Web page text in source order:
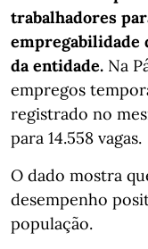
trabalhadores
empregabilidade
da entidade. Na
empregos
registrado no
para 14.558 vagas.
O dado mostra
desempenho
população.